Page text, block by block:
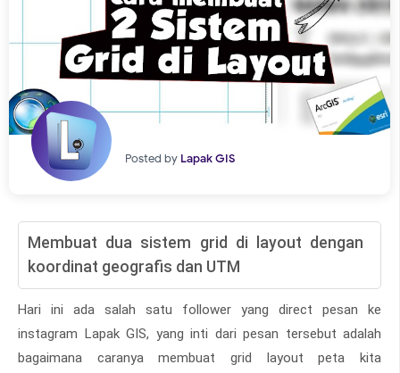
Posted by Lapak GIS
Membuat dua sistem grid di layout dengan
koordinat geografis dan UTM
Hari ini ada salah satu follower yang direct pesan ke
instagram Lapak GIS, yang inti dari pesan tersebut adalah
bagaimana caranya membuat grid layout peta kita